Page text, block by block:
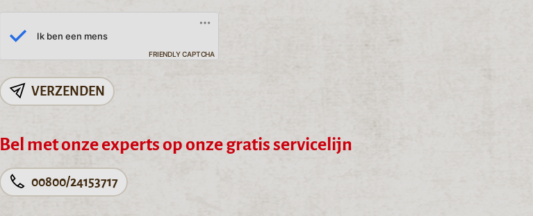
FRIENDLY CAPTCHA
VERZENDEN
Bel met onze experts op onze gratis servicelijn
00800/24153717